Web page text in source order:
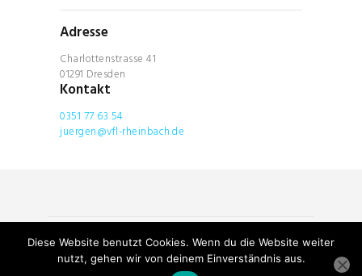
Adresse
Charlottenstrasse 41
01291 Dresden
Kontakt
0351 77 63 54
juergen@vfl-rheinbach.de
Über uns Team
Kontakt
Datenschutzerklärung
Diese Website benutzt Cookies. Wenn du die Website weiter
nutzt, gehen wir von deinem Einverständnis aus.